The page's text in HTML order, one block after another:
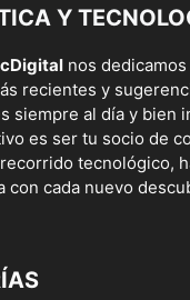
Y
nos
recientes y
siempre al día y bien
es ser tu socio de
tecnológico,
con cada nuevo